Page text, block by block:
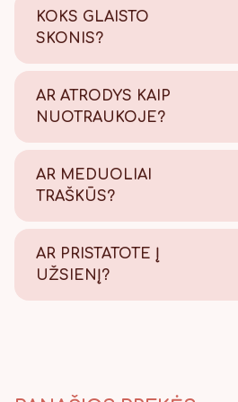
KOKS GLAISTO
SKONIS?
Saldus su šiek tiek citrinos
AR ATRODYS KAIP
NUOTRAUKOJE?
Tikrai taip! Viską atliekame
užtikriname kokybę.
AR MEDUOLIAI
TRAŠKŪS?
Tikrai traškūs - nes švieži!
AR PRISTATOTE Į
UŽSIENĮ?
Taip, pristatome, Lietuvos